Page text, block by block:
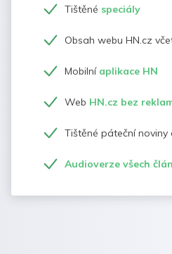
Tištěné speciály
Obsah webu HN.cz
Mobilní aplikace HN
Web HN.cz bez
Tištěné páteční noviny
Audioverze všech